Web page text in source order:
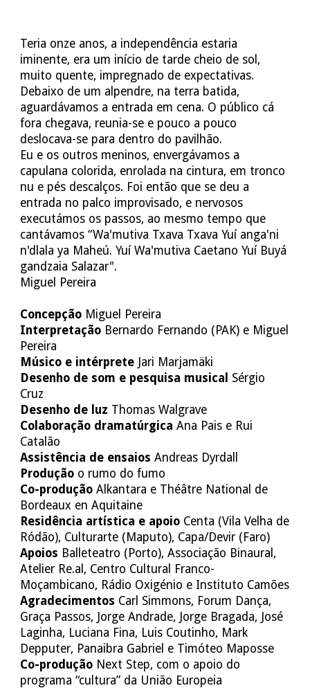
Teria onze anos, a independência estaria
iminente, era um início de tarde cheio de sol,
muito quente, impregnado de expectativas.
Debaixo de um alpendre, na terra batida,
aguardávamos a entrada em cena. O público cá
fora chegava, reunia-se e pouco a pouco
deslocava-se para dentro do pavilhão.
Eu e os outros meninos, envergávamos a
capulana colorida, enrolada na cintura, em tronco
nu e pés descalços. Foi então que se deu a
entrada no palco improvisado, e nervosos
executámos os passos, ao mesmo tempo que
cantávamos “Wa'mutiva Txava Txava Yuí anga'ni
n'dlala ya Maheú. Yuí Wa'mutiva Caetano Yuí Buyá
gandzaia Salazar".
Miguel Pereira
Concepção Miguel Pereira
Interpretação Bernardo Fernando (PAK) e Miguel
Pereira
Músico e intérprete Jari Marjamäki
Desenho de som e pesquisa musical Sérgio
Cruz
Desenho de luz Thomas Walgrave
Colaboração dramatúrgicaAna Pais e Rui
Catalão
Assistência de ensaiosAndreas Dyrdall
Produção o rumo do fumo
Co-produçãoAlkantara e Théâtre National de
Bordeaux en Aquitaine
Residência artística e apoio Centa (Vila Velha de
Ródão), Culturarte (Maputo), Capa/Devir (Faro)
Apoios Balleteatro (Porto), Associação Binaural,
Atelier Re.al, Centro Cultural Franco-
Moçambicano, Rádio Oxigénio e Instituto Camões
Agradecimentos Carl Simmons, Forum Dança,
Graça Passos, Jorge Andrade, Jorge Bragada, José
Laginha, Luciana Fina, Luis Coutinho, Mark
Depputer, Panaibra Gabriel e Timóteo Maposse
Co-produção Next Step, com o apoio do
programa “cultura” da União Europeia